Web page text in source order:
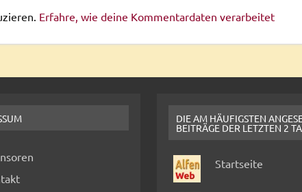
Erfahre, wie deine Kommentardaten verarbeitet
DIE AM HÄUFIGSTEN
BEITRÄGE DER LETZTEN 2
Startseite